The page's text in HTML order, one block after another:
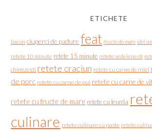
ETICHETE
bacon ciuperci de padure feat fructe de mare idei
retete 10 minute retete 15 minute retete ardelenesti
chinezesti retete craciun retete cu carne de miel
de porc retete cu carne de pui retete cu carne de
retete cu fructe de mare retete cu leurda
culinare retete culinare cu paste retete